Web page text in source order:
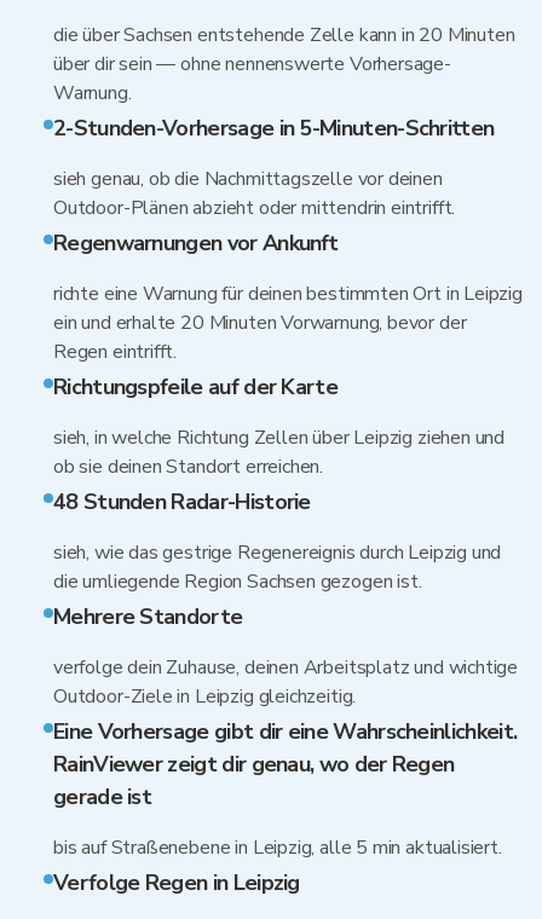
die über Sachsen entstehende Zelle kann in 20 Minuten
über dir sein — ohne nennenswerte Vorhersage-
Warnung.
2-Stunden-Vorhersage in 5-Minuten-Schritten
sieh genau, ob die Nachmittagszelle vor deinen
Outdoor-Plänen abzieht oder mittendrin eintrifft.
Regenwarnungen vor Ankunft
richte eine Warnung für deinen bestimmten Ort in Leipzig
ein und erhalte 20 Minuten Vorwarnung, bevor der
Regen eintrifft.
Richtungspfeile auf der Karte
sieh, in welche Richtung Zellen über Leipzig ziehen und
ob sie deinen Standort erreichen.
48 Stunden Radar-Historie
sieh, wie das gestrige Regenereignis durch Leipzig und
die umliegende Region Sachsen gezogen ist.
Mehrere Standorte
verfolge dein Zuhause, deinen Arbeitsplatz und wichtige
Outdoor-Ziele in Leipzig gleichzeitig.
Eine Vorhersage gibt dir eine Wahrscheinlichkeit.
RainViewer zeigt dir genau, wo der Regen
gerade ist
bis auf Straßenebene in Leipzig, alle 5 min aktualisiert.
Verfolge Regen in Leipzig